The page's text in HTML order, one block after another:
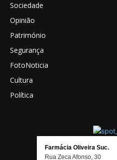
Sociedade
Opinião
Património
Segurança
FotoNoticia
Cultura
Política